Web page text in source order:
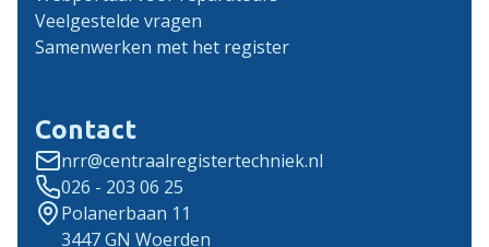
Veelgestelde vragen
Samenwerken met het register
Contact
nrr@centraalregistertechniek.nl
026 - 203 06 25
Polanerbaan 11
3447 GN Woerden